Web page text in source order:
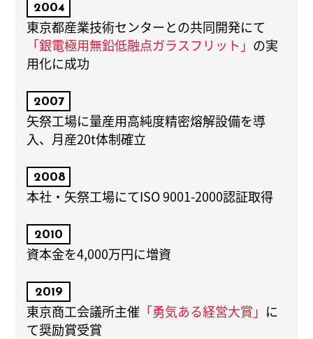
2004
東京都産業技術センターとの共同開発にて
「銀電極用無鉛低融点ガラスフリット」 の実
用化に成功
2007
矢祭工場に量産用高純度精密熔解設備を導
入、月産20t体制確立
2008
本社・矢祭工場にてISO 9001-2000認証取得
2010
資本金を4,000万円に増資
2019
東京商工会議所主催 「勇気ある経営大賞」 に
て奨励賞受賞